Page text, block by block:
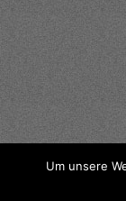
Um unsere